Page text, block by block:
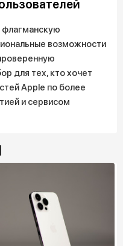
флагманскую
возможности
для тех, кто хочет
Apple по более
и сервисом